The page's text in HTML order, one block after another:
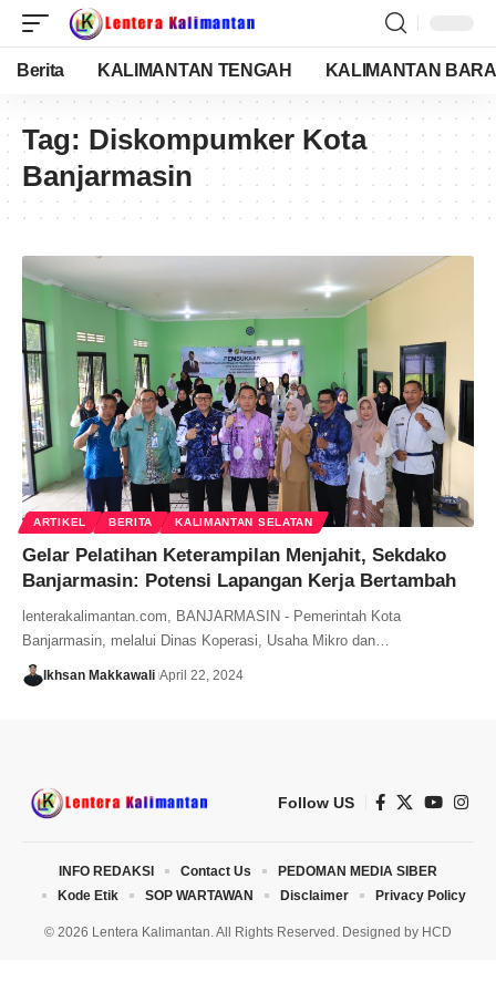
Berita KALIMANTAN TENGAH KALIMANTAN
Tag: Diskompumker Kota
Banjarmasin
ARTIKEL BERITA KALIMANTAN SELATAN
Gelar Pelatihan Keterampilan Menjahit, Sekdako
Banjarmasin: Potensi Lapangan Kerja Bertambah
lenterakalimantan.com, BANJARMASIN - Pemerintah Kota
Banjarmasin, melalui Dinas Koperasi, Usaha Mikro dan…
Ikhsan Makkawali April 22, 2024
Follow US
© 2026 Lentera Kalimantan. All Rights Reserved. Designed by HCD
INFO REDAKSI Contact Us
PEDOMAN MEDIA SIBER
Kode Etik
SOP WARTAWAN Disclaimer Privacy Policy